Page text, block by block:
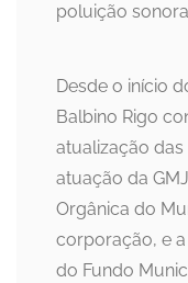
poluição
Desde o início
Balbino Rigo
atualização
atuação da
Orgânica do
corporação, e
do Fundo